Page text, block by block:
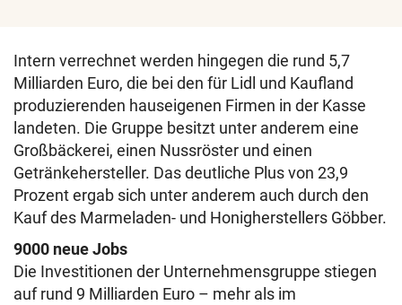
Intern verrechnet werden hingegen die rund 5,7
Milliarden Euro, die bei den für Lidl und Kaufland
produzierenden hauseigenen Firmen in der Kasse
landeten. Die Gruppe besitzt unter anderem eine
Großbäckerei, einen Nussröster und einen
Getränkehersteller. Das deutliche Plus von 23,9
Prozent ergab sich unter anderem auch durch den
Kauf des Marmeladen- und Honigherstellers Göbber.
9000 neue Jobs
Die Investitionen der Unternehmensgruppe stiegen
auf rund 9 Milliarden Euro – mehr als im